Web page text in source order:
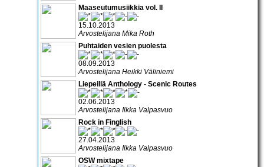
Maaseutumusiikkia vol. II
15.10.2013
Arvostelijana Mika Roth
Puhtaiden vesien puolesta
08.09.2013
Arvostelijana Heikki Väliniemi
Liepeillä Anthology - Scenic Routes
02.06.2013
Arvostelijana Ilkka Valpasvuo
Rock in Finglish
27.04.2013
Arvostelijana Ilkka Valpasvuo
OSW mixtape